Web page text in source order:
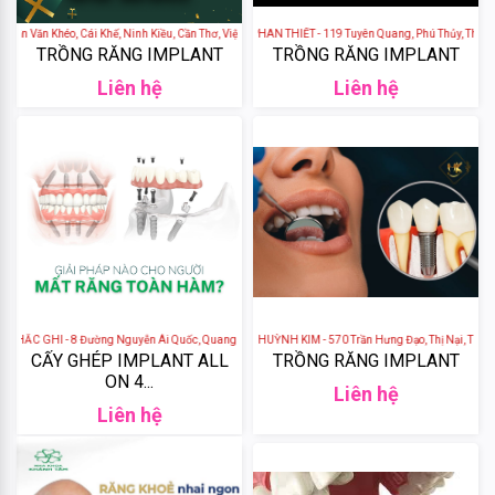
Etiaxil
Dionel
Bbia
Romand
Chivey
3CE
Orihiro
SPA+
SALON +
MASSAGE
& GỘI ĐẦU
+
+
THIẾT
Văn Khéo, Cái Khế, Ninh Kiều, Cần Thơ, Việt Nam
TRỒNG RĂNG IMPLANT
Liên hệ
NHA KHOA SÀI GÒN - PHAN THIẾT - 119 Tuyên Quang, Phú Thủy,
TRỒNG RĂNG IMPLANT
Liên hệ
GHI - 8 Đường Nguyễn Ái Quốc, Quang Vinh, Thành phố Biên Hòa, Đồng Nai, Việt Nam
CẤY GHÉP IMPLANT ALL
ON 4...
Liên hệ
NHA KHOA QUY NHƠN HUỲNH KIM - 570 Trần Hưng Đạo, Thị Nại,
TRỒNG RĂNG IMPLANT
Liên hệ